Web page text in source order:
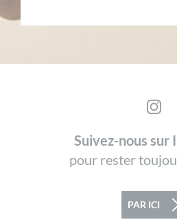
Suivez-nous sur
pour rester
PAR ICI